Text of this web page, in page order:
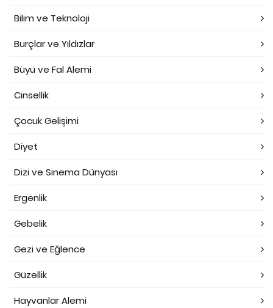
Bilim ve Teknoloji
Burçlar ve Yıldızlar
Büyü ve Fal Alemi
Cinsellik
Çocuk Gelişimi
Diyet
Dizi ve Sinema Dünyası
Ergenlik
Gebelik
Gezi ve Eğlence
Güzellik
Hayvanlar Alemi